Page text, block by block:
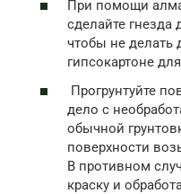
При помощи
сделайте
чтобы не делать
гипсокартоне
Прогрунтуйте
дело с
обычной
поверхности
В противном
краску и